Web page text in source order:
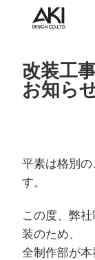
改装工
お知ら
平素は格別
す。
この度、弊
装のため、
全制作部が